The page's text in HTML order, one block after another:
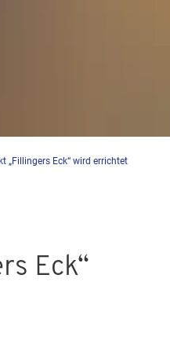
„Fillingers Eck“ wird errichtet
Eck“